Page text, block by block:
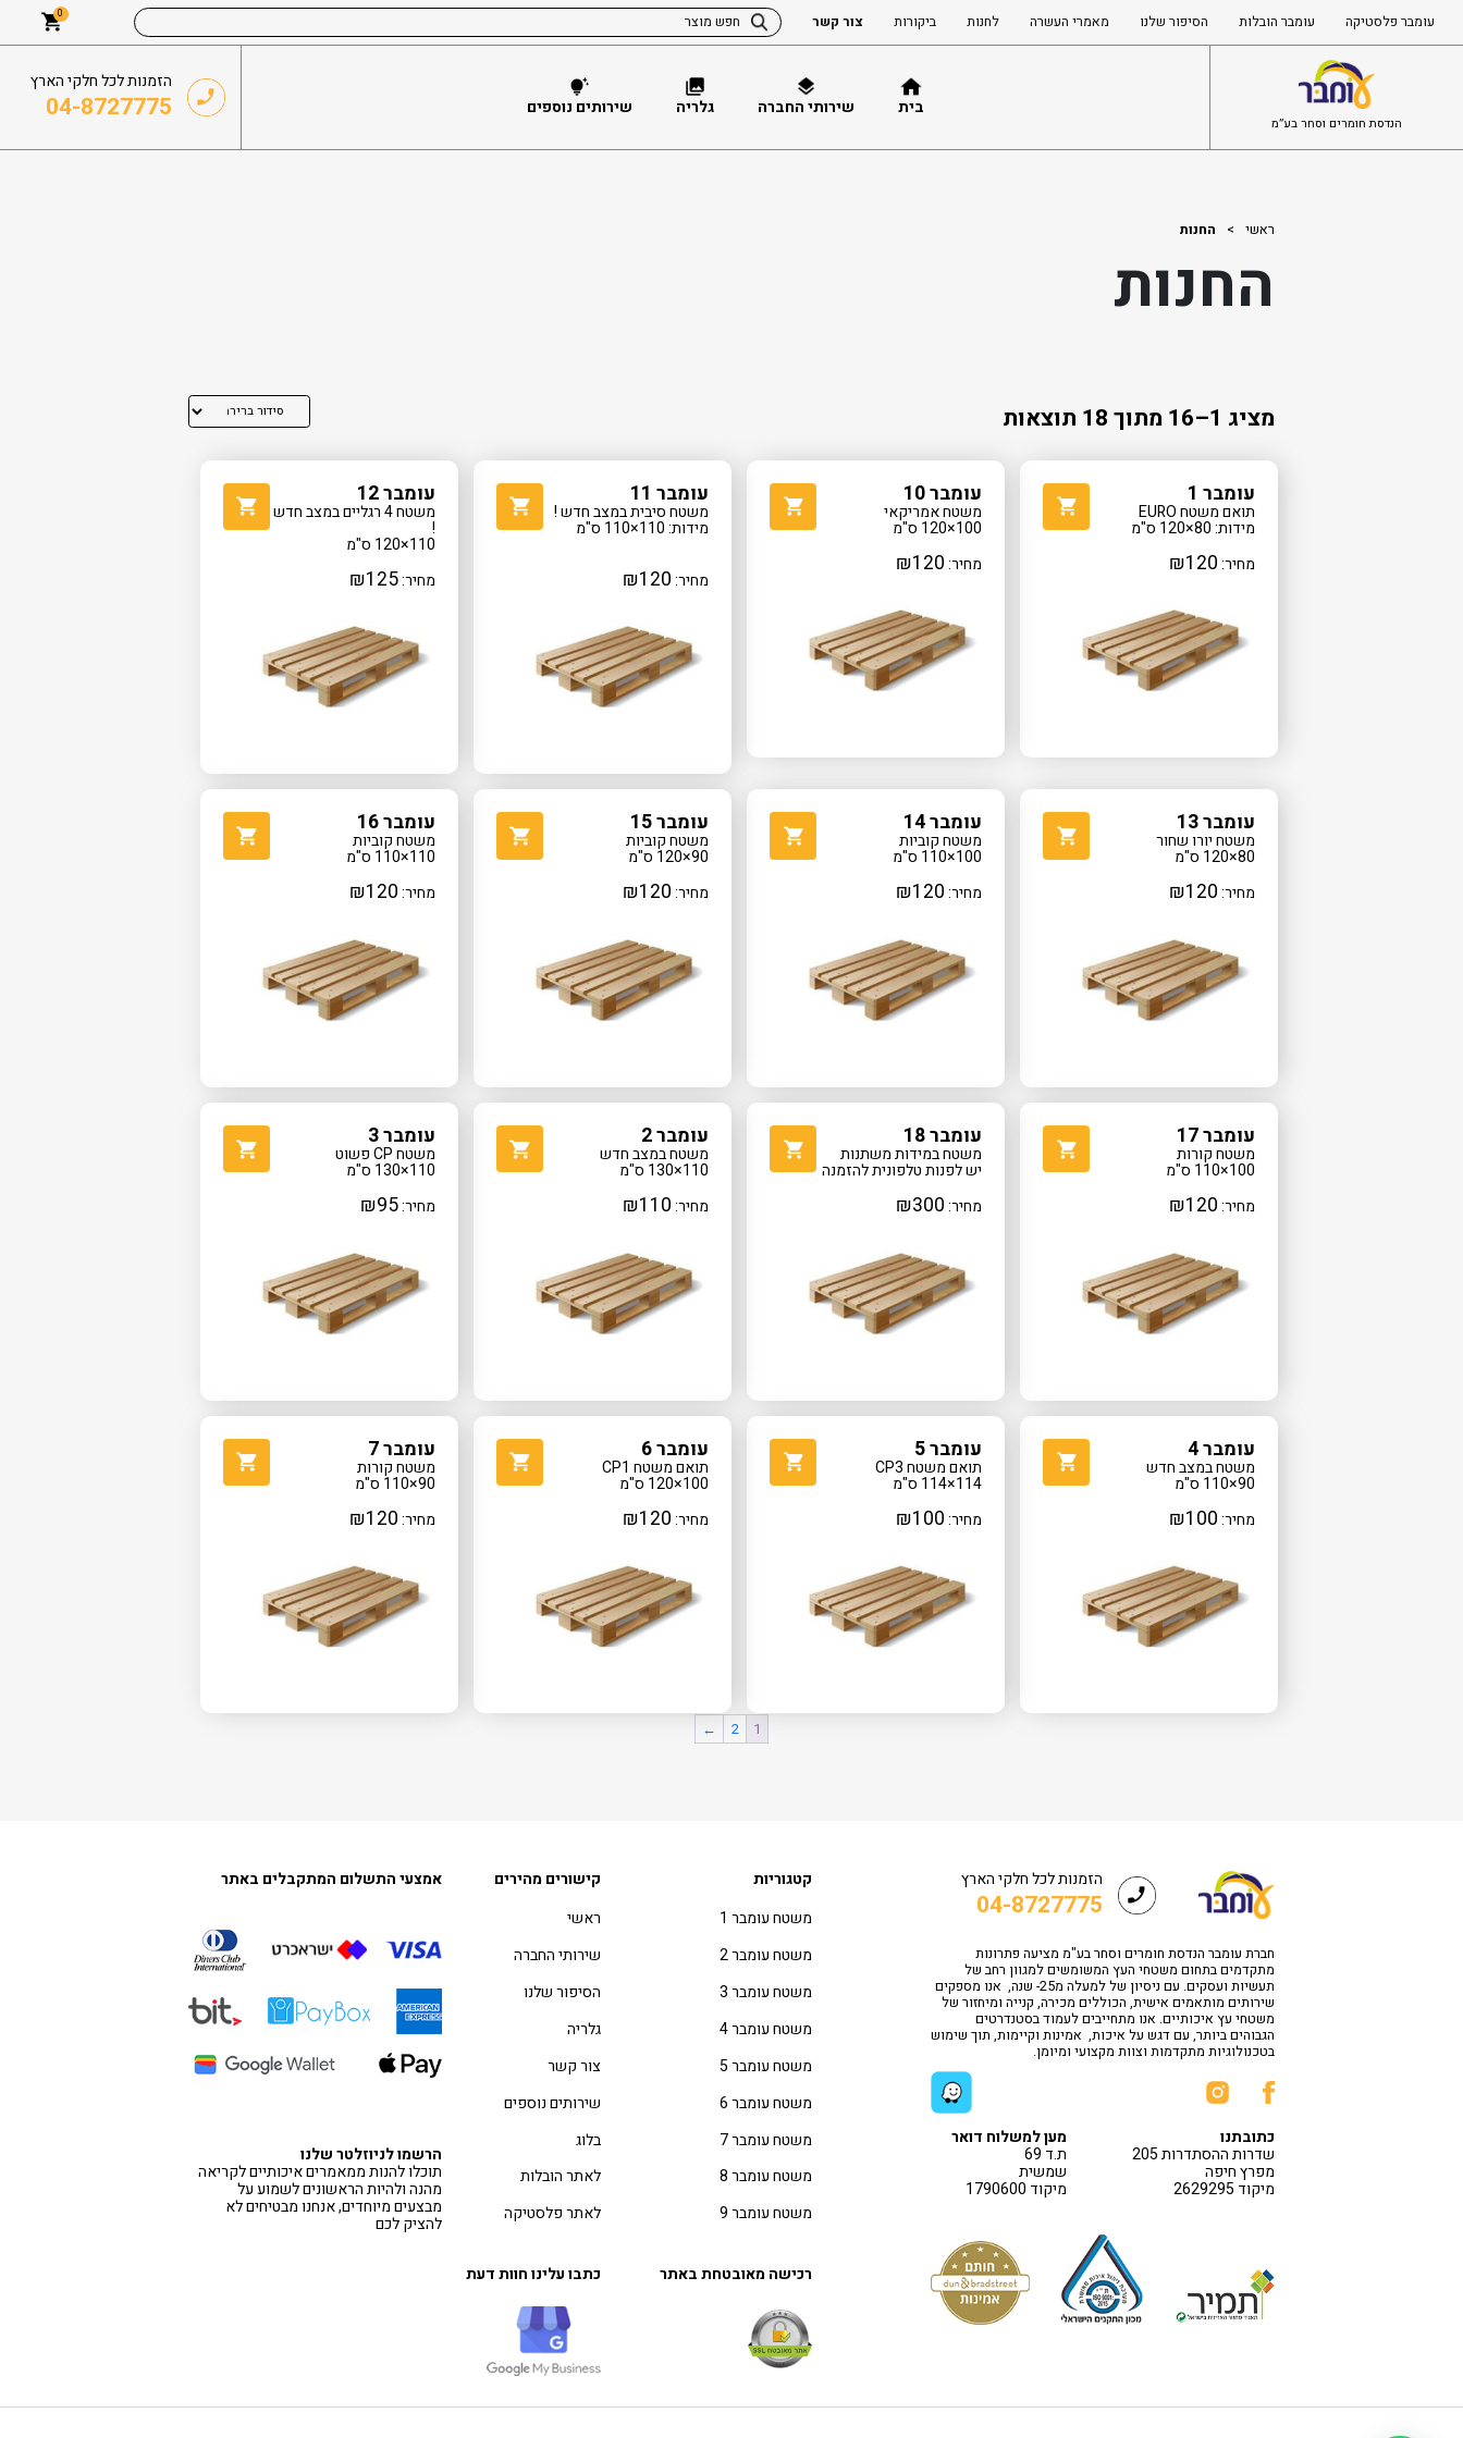
עומבר פלסטיקה עומבר הובלות הסיפור שלנו מאמרי העשרה לחנות ביקורות צור קשר 0
הנדסת חומרים וסחר בע”מ
בית שירותי החברה גלריה שירותים נוספים
הזמנות לכל חלקי הארץ
04-8727775
ראשי > החנות
החנות
מציג 1–16 מתוך 18 תוצאות
עומבר 1
תואם משטח EURO
מידות: 80×120 ס"מ
מחיר:
₪120
עומבר 10
משטח אמריקאי
100×120 ס"מ
מחיר:
₪120
עומבר 11
משטח סיבית במצב חדש !
מידות: 110×110 ס"מ
מחיר: ₪120
עומבר 12
משטח 4 רגליים במצב חדש
!
110×120 ס"מ
מחיר:
₪125
עומבר 13
משטח יורו שחור
80×120 ס"מ
מחיר:
₪120
עומבר 14
משטח קוביות
100×110 ס"מ
מחיר:
₪120
עומבר 15
משטח קוביות
90×120 ס"מ
מחיר:
₪120
עומבר 16
משטח קוביות
110×110 ס"מ
מחיר:
₪120
עומבר 17
משטח קורות
100×110 ס"מ
מחיר:
₪120
עומבר 18
משטח במידות משתנות
יש לפנות טלפונית להזמנה
מחיר:
₪300
עומבר 2
משטח במצב חדש
110×130 ס"מ
מחיר:
₪110
עומבר 3
משטח CP פשוט
110×130 ס"מ
מחיר:
₪95
עומבר 4
משטח במצב חדש
90×110 ס"מ
מחיר:
₪100
עומבר 5
תואם משטח CP3
114×114 ס"מ
מחיר:
₪100
עומבר 6
תואם משטח CP1
100×120 ס"מ
מחיר:
₪120
עומבר 7
משטח קורות
90×110 ס"מ
מחיר:
₪120
1
2
←
הזמנות לכל חלקי הארץ
04-8727775
חברת עומבר הנדסת חומרים וסחר בע"מ מציעה פתרונות
מתקדמים בתחום משטחי העץ המשומשים למגוון רחב של
תעשיות ועסקים. עם ניסיון של למעלה מ25- שנה, אנו מספקים
שירותים מותאמים אישית, הכוללים מכירה, קנייה ומיחזור של
משטחי עץ איכותיים. אנו מתחייבים לעמוד בסטנדרטים
הגבוהים ביותר, עם דגש על איכות, אמינות וקיימות, תוך שימוש
בטכנולוגיות מתקדמות וצוות מקצועי ומיומן.
כתובתנו
שדרות ההסתדרות 205
מפרץ חיפה
מיקוד 2629295
מען למשלוח דואר
ת.ד 69
שמשית
מיקוד 1790600
קטגוריות
משטח עומבר 1
משטח עומבר 2
משטח עומבר 3
משטח עומבר 4
משטח עומבר 5
משטח עומבר 6
משטח עומבר 7
משטח עומבר 8
משטח עומבר 9
רכישה מאובטחת באתר
קישורים מהירים
ראשי
שירותי החברה
הסיפור שלנו
גלריה
צור קשר
שירותים נוספים
בלוג
לאתר הובלות
לאתר פלסטיקה
כתבו עלינו חוות דעת
אמצעי התשלום המתקבלים באתר
הרשמו לניוזלטר שלנו
תוכלו להנות ממאמרים איכותיים לקריאה
מהנה ולהיות הראשונים לשמוע על
מבצעים מיוחדים, אנחנו מבטיחים לא
להציק לכם